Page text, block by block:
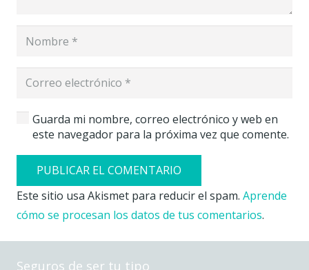
Guarda mi nombre, correo electrónico y web en
este navegador para la próxima vez que comente.
PUBLICAR EL COMENTARIO
Este sitio usa Akismet para reducir el spam. Aprende
cómo se procesan los datos de tus comentarios.
Seguros de ser tu tipo